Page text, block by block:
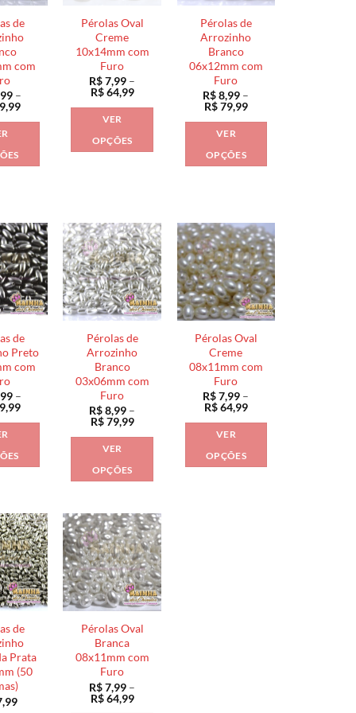
de
com
–
Faixa
do
produto
Pérolas Oval
Creme
10x14mm com
Furo
R$7,99 –
R$64,99Faixa
VER
OPÇÕES
variantes.
As
opções
podem
ser
escolhidas
na
do
produto
Pérolas de
Arrozinho
Branco
06x12mm com
Furo
R$8,99 –
R$79,99Faixa
VER
OPÇÕES
várias
variantes.
As
opções
podem
ser
escolhidas
na
do
produto
de
Preto
com
–
Faixa
página
Pérolas de
Arrozinho
Branco
03x06mm com
Furo
R$8,99 –
R$79,99Faixa
VER
OPÇÕES
tem
várias
variantes.
As
opções
ser
escolhidas
na
página
Pérolas Oval
Creme
08x11mm com
Furo
R$7,99 –
R$64,99Faixa
VER
OPÇÕES
de
Prata
(50
Pérolas Oval
Branca
08x11mm com
Furo
R$7,99 –
R$64,99Faixa